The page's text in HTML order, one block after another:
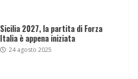
Sicilia 2027, la partita di Forza
Italia è appena iniziata
24 agosto 2025